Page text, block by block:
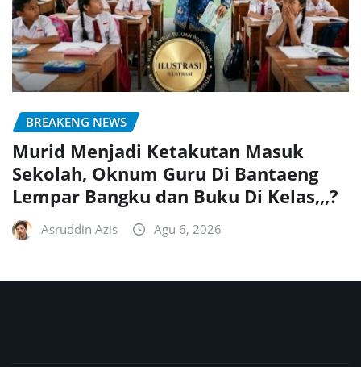
BREAKENG NEWS
Murid Menjadi Ketakutan Masuk
Sekolah, Oknum Guru Di Bantaeng
Lempar Bangku dan Buku Di Kelas,,,?
Asruddin Azis Agu 6, 2026